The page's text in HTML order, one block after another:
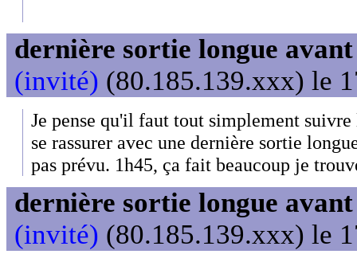
dernière sortie longue
(invité) (80.185.139.xxx) le
Je pense qu'il faut tout simplement suivre
se rassurer avec une dernière sortie
pas prévu. 1h45, ça fait beaucoup je
dernière sortie longue
(invité) (80.185.139.xxx) le